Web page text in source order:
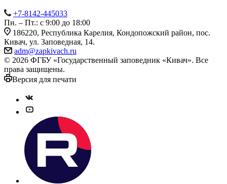
+7-8142-445033
Пн. – Пт.: с 9:00 до 18:00
186220, Республика Карелия, Кондопожский район, пос.
Кивач, ул. Заповедная, 14.
adm@zapkivach.ru
© 2026 ФГБУ «Государственный заповедник «Кивач». Все
права защищены.
Версия для печати